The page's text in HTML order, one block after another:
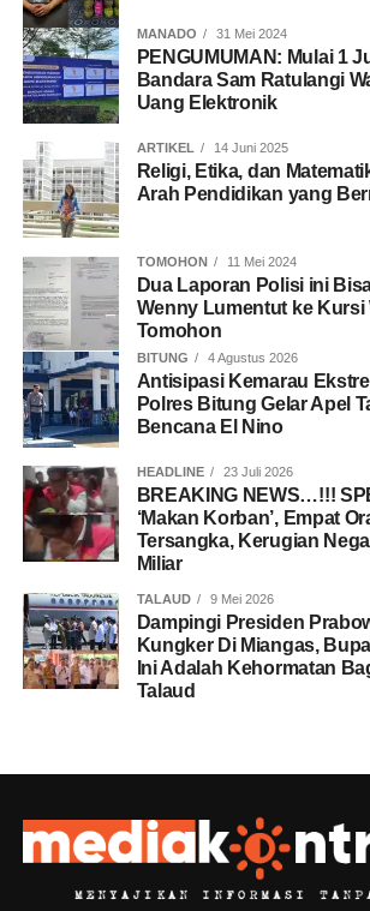
MANADO 31 Mei 2024
PENGUMUMAN: Mulai 1
Bandara Sam Ratulangi
Uang Elektronik
ARTIKEL 14 Juni 2025
Religi, Etika, dan
Arah Pendidikan yang
TOMOHON 11 Mei 2024
Dua Laporan Polisi ini
Wenny Lumentut ke Kursi
Tomohon
BITUNG 4 Agustus 2026
Antisipasi Kemarau
Polres Bitung Gelar Apel
Bencana El Nino
HEADLINE 23 Juli 2026
BREAKING NEWS…!!!
‘Makan Korban’, Empat
Tersangka, Kerugian
Miliar
TALAUD 9 Mei 2026
Dampingi Presiden
Kungker Di Miangas,
Ini Adalah Kehormatan
Talaud